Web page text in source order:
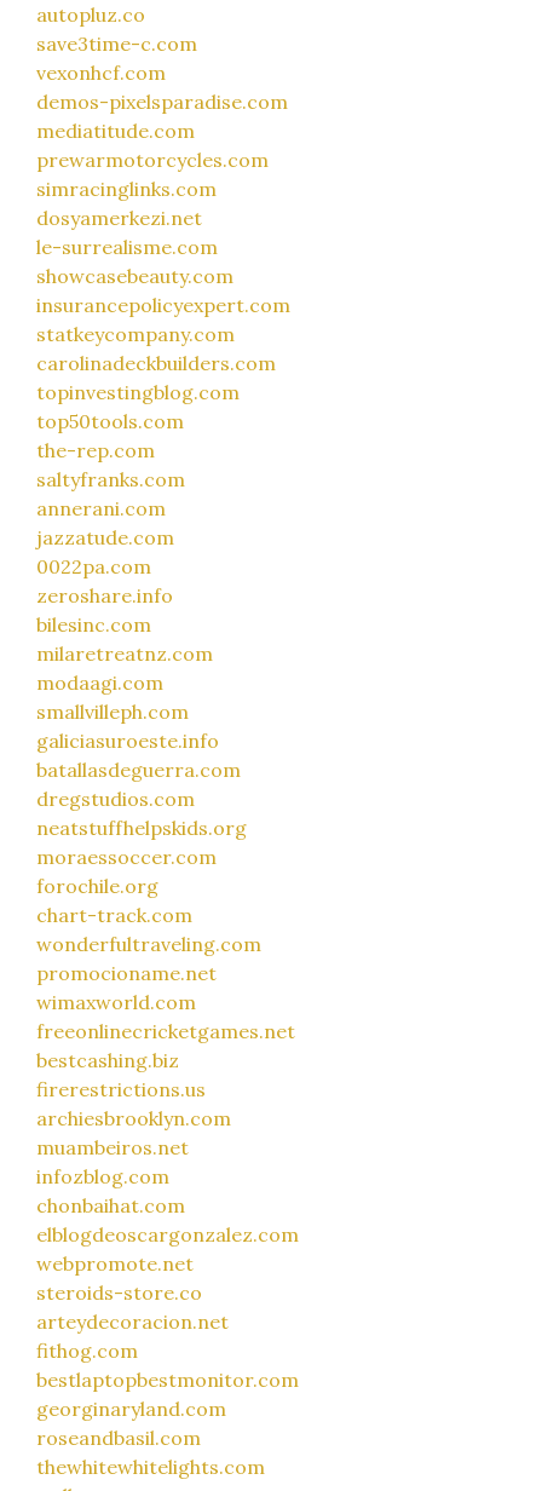
autopluz.co
save3time-c.com
vexonhcf.com
demos-pixelsparadise.com
mediatitude.com
prewarmotorcycles.com
simracinglinks.com
dosyamerkezi.net
le-surrealisme.com
showcasebeauty.com
insurancepolicyexpert.com
statkeycompany.com
carolinadeckbuilders.com
topinvestingblog.com
top50tools.com
the-rep.com
saltyfranks.com
annerani.com
jazzatude.com
0022pa.com
zeroshare.info
bilesinc.com
milaretreatnz.com
modaagi.com
smallvilleph.com
galiciasuroeste.info
batallasdeguerra.com
dregstudios.com
neatstuffhelpskids.org
moraessoccer.com
forochile.org
chart-track.com
wonderfultraveling.com
promocioname.net
wimaxworld.com
freeonlinecricketgames.net
bestcashing.biz
firerestrictions.us
archiesbrooklyn.com
muambeiros.net
infozblog.com
chonbaihat.com
elblogdeoscargonzalez.com
webpromote.net
steroids-store.co
arteydecoracion.net
fithog.com
bestlaptopbestmonitor.com
georginaryland.com
roseandbasil.com
thewhitewhitelights.com